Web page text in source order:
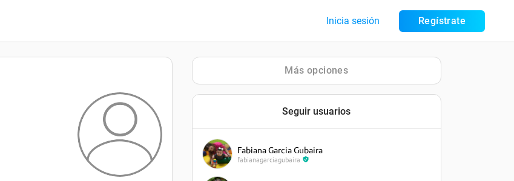
Inicia sesión Regístrate
Más opciones
Seguir usuarios
Fabiana Garcia Gubaira
fabianagarciagubaira